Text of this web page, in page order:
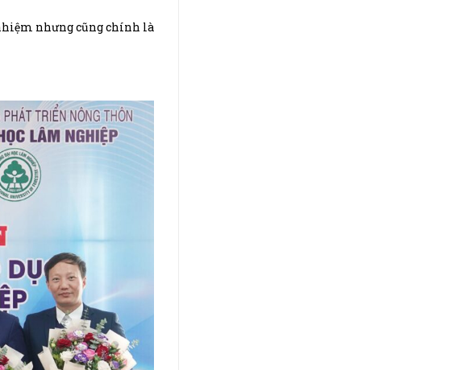
nhưng cũng chính là